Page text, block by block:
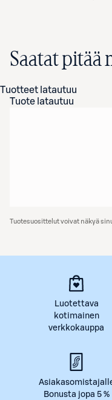
Saatat pitää
Tuotteet latautuu
Tuote latautuu
Tuotesuosittelut voivat näkyä
Luotettava
kotimainen
verkkokauppa
Bonusta jopa 5 %